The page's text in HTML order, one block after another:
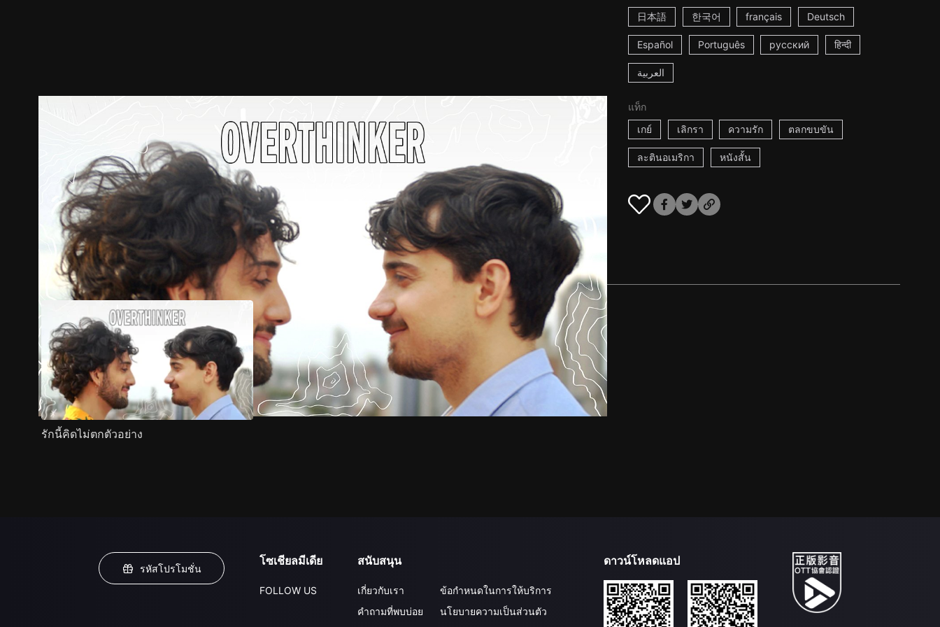
日本語 한국어 français Deutsch
Español Português русский हिन्दी
العربية
แท็ก
เกย์
เลิกรา ความรัก ตลกขบขัน
ละตินอเมริกา หนังสั้น
ตัวอย่าง ภาพนิ่ง เนื้อหาที่แนะนำ รายละเอียด
รักนี้คิดไม่ตกตัวอย่าง
รหัสโปรโมชั่น
โซเชียลมีเดีย
FOLLOW US
สนับสนุน
เกี่ยวกับเรา
คำถามที่พบบ่อย
ข้อกำหนดในการให้บริการ
นโยบายความเป็นส่วนตัว
ดาวน์โหลดแอป